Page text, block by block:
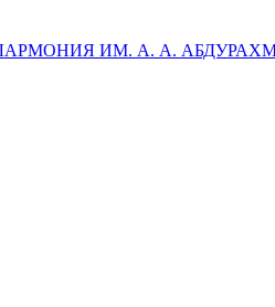
ИМ. А. А.